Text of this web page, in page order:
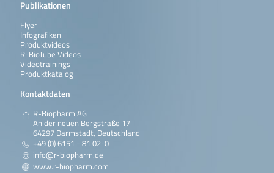
Publikationen
Flyer
Infografiken
Produktvideos
R-BioTube Videos
Videotrainings
Produktkatalog
Kontaktdaten
R-Biopharm AG
An der neuen Bergstraße 17
64297 Darmstadt, Deutschland
+49 (0) 6151 - 81 02-0
info@r-biopharm.de
www.r-biopharm.com